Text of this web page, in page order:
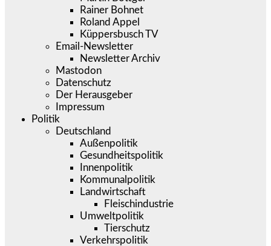
Rainer Bohnet
Roland Appel
Küppersbusch TV
Email-Newsletter
Newsletter Archiv
Mastodon
Datenschutz
Der Herausgeber
Impressum
Politik
Deutschland
Außenpolitik
Gesundheitspolitik
Innenpolitik
Kommunalpolitik
Landwirtschaft
Fleischindustrie
Umweltpolitik
Tierschutz
Verkehrspolitik